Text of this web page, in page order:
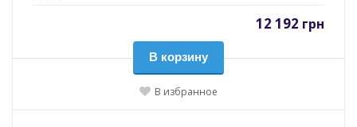
12 192 грн
В корзину
В избранное